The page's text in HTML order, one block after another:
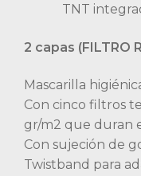
TNT
2 capas (FILTRO
Mascarilla
Con cinco filtros
gr/m2 que duran
Con sujeción de
Twistband para